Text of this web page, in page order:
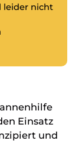
leider nicht
Einsatz
und